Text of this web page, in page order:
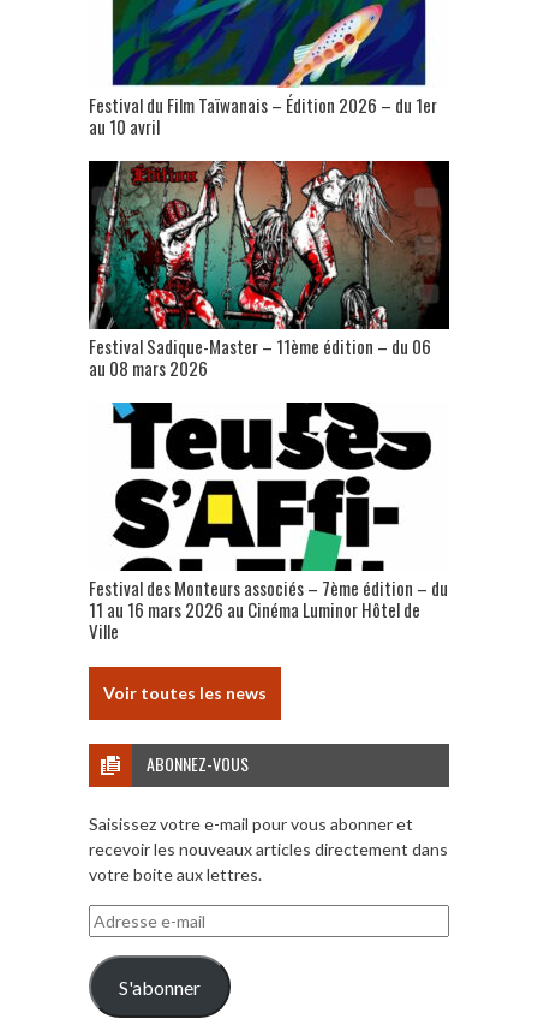
Festival du Film Taïwanais – Édition 2026 – du 1er
au 10 avril
Festival Sadique-Master – 11ème édition – du 06
au 08 mars 2026
Festival des Monteurs associés – 7ème édition – du
11 au 16 mars 2026 au Cinéma Luminor Hôtel de
Ville
Voir toutes les news
ABONNEZ-VOUS
Saisissez votre e-mail pour vous abonner et
recevoir les nouveaux articles directement dans
votre boite aux lettres.
Adresse
e-
mail
S'abonner